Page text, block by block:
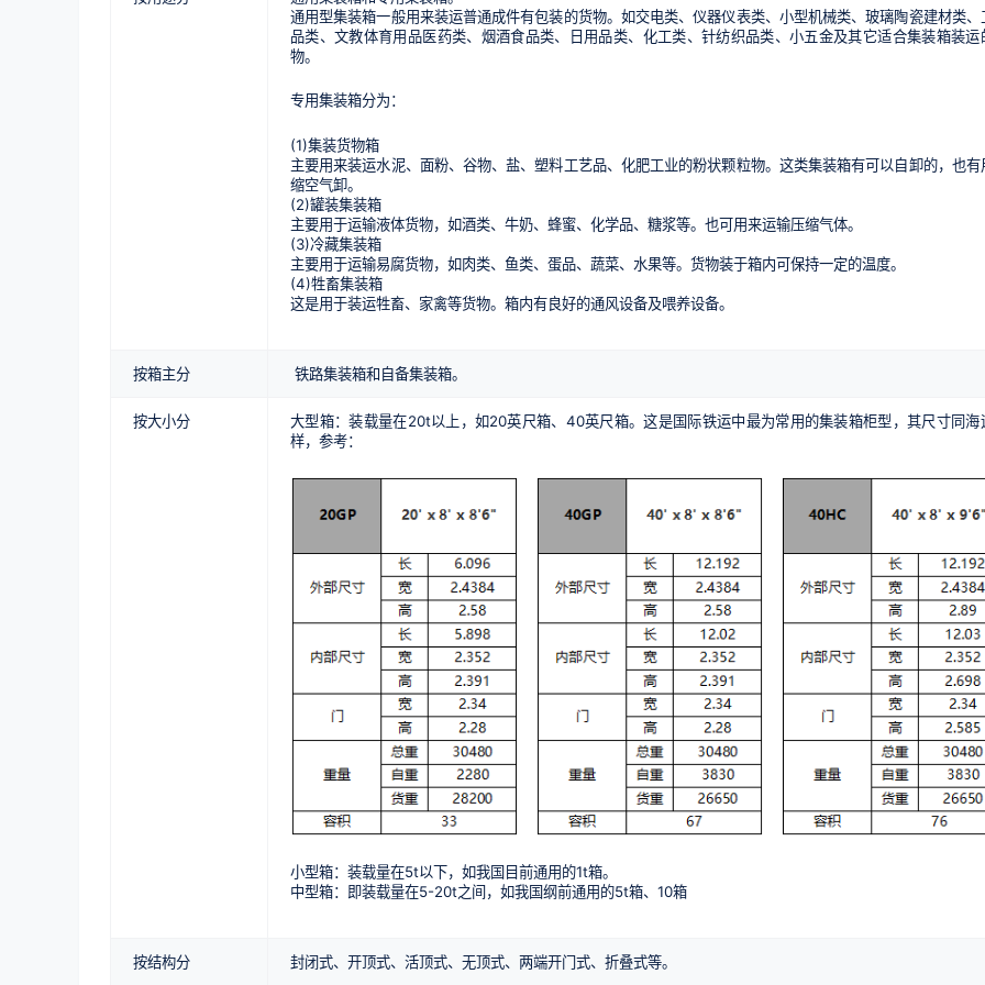
通用型集装箱一般用来装运普通成件有包装的货物。如交电类、仪器仪表类、小型机械类、玻璃陶瓷建材类、
品类、文教体育用品医药类、烟酒食品类、日用品类、化工类、针纺织品类、小五金及其它适合集装箱装运
物。
专用集装箱分为：
(1)集装货物箱
主要用来装运水泥、面粉、谷物、盐、塑料工艺品、化肥工业的粉状颗粒物。这类集装箱有可以自卸的，也有
缩空气卸。
(2)罐装集装箱
主要用于运输液体货物，如酒类、牛奶、蜂蜜、化学品、糖浆等。也可用来运输压缩气体。
(3)冷藏集装箱
主要用于运输易腐货物，如肉类、鱼类、蛋品、蔬菜、水果等。货物装于箱内可保持一定的温度。
(4)牲畜集装箱
这是用于装运牲畜、家禽等货物。箱内有良好的通风设备及喂养设备。
按箱主分 铁路集装箱和自备集装箱。
按大小分
大型箱：装载量在20t以上，如20英尺箱、40英尺箱。这是国际铁运中最为常用的集装箱柜型，其尺寸同海
样，参考：
小型箱：装载量在5t以下，如我国目前通用的1t箱。
中型箱：即装载量在5-20t之间，如我国纲前通用的5t箱、10箱
按结构分 封闭式、开顶式、活顶式、无顶式、两端开门式、折叠式等。